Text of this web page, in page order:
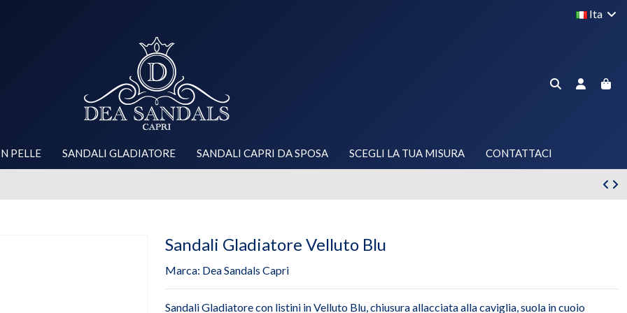
Ita
PELLE SANDALI GLADIATORE SANDALI CAPRI DA SPOSA SCEGLI LA TUA MISURA CONTATTACI
Sandali Gladiatore Velluto Blu
Marca: Dea Sandals Capri
Sandali Gladiatore con listini in Velluto Blu, chiusura allacciata alla caviglia, suola in cuoio